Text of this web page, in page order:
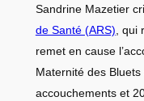
Sandrine Mazetier
de Santé (ARS) ,
remet en cause
Maternité des
accouchements et